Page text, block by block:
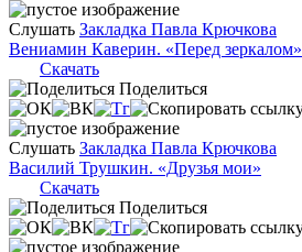
Слушать Закладка Павла Крючкова
Вениамин Каверин. «Перед зеркалом»
Скачать
Поделиться
Слушать Закладка Павла Крючкова
Василий Трушкин. «Друзья мои»
Скачать
Поделиться